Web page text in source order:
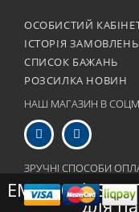
EMG 500k SPL
для
ОСОБИСТИЙ
ІСТОРІЯ ЗАМОВЛЕНЬ
СПИСОК БАЖАНЬ
РОЗСИЛКА НОВИН
НАШ МАГАЗИН В
ЗРУЧНІ СПОСОБИ